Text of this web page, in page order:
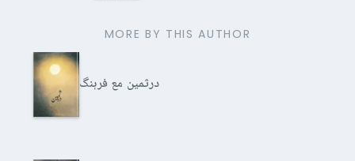
MORE BY THIS AUTHOR
درثمین مع فرہنگ